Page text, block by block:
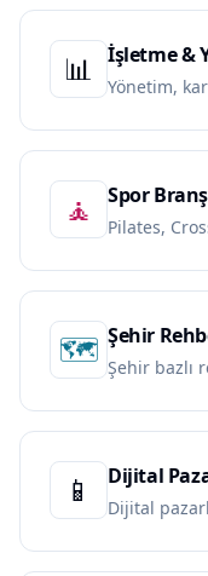
📊 İşletme &
Yönetim,
🧘 Spor
Pilates,
🗺️ Şehir
Şehir bazlı
📱 Dijital
Dijital